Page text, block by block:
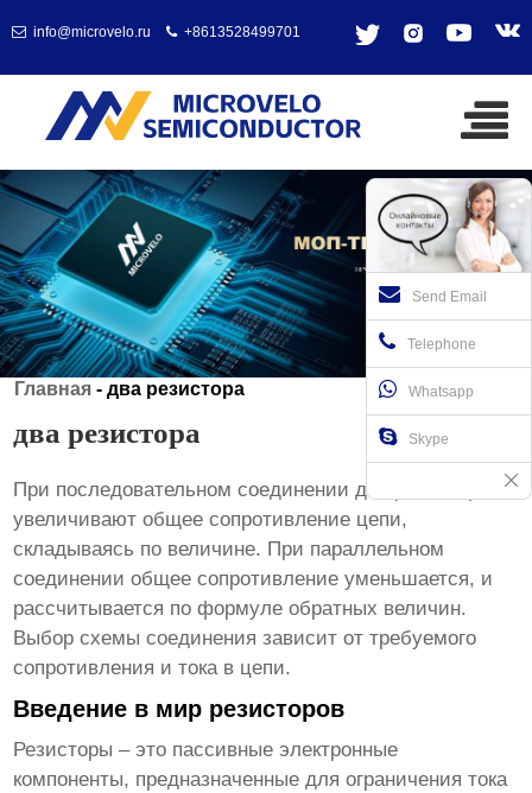
info@microvelo.ru +8613528499701
Главная - два резистора
два резистора
При последовательном соединениидва резистора
увеличивают общее сопротивление цепи,
складываясь по величине. При параллельном
соединении общее сопротивление уменьшается, и
рассчитывается по формуле обратных величин.
Выбор схемы соединения зависит от требуемого
сопротивления и тока в цепи.
Введение в мир резисторов
Резисторы – это пассивные электронные
компоненты, предназначенные для ограничения тока
Send Email
Telephone
Whatsapp
Skype